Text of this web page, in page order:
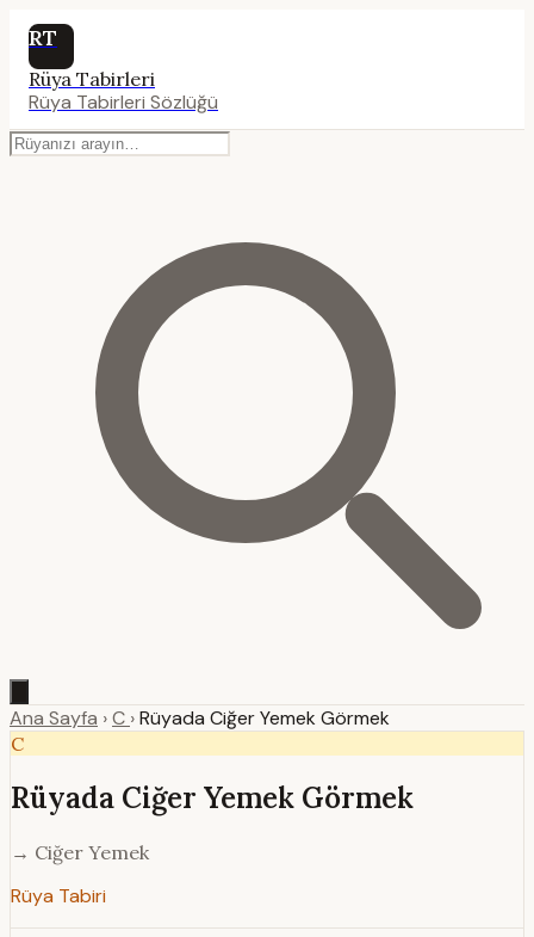
RT
Rüya Tabirleri
Rüya Tabirleri Sözlüğü
Ana Sayfa ›C ›Rüyada Ciğer Yemek Görmek
C
Rüyada Ciğer Yemek Görmek
→ Ciğer Yemek
Rüya Tabiri